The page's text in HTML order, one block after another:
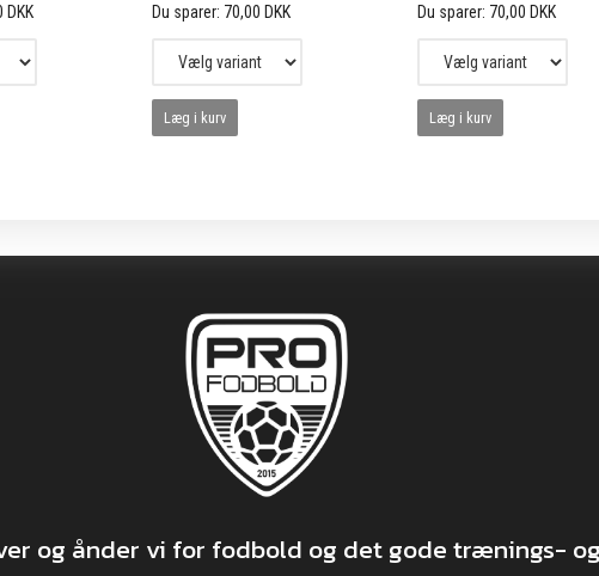
DKK Du sparer: 70,00 DKK
Læg i kurv
Du sparer: 70,00 DKK
Læg i kurv
og ånder vi for fodbold og det gode trænings-